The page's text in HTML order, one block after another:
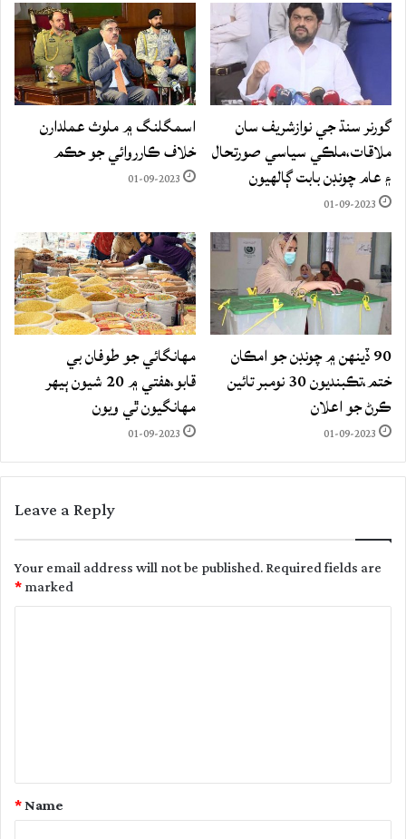
گورنر سنڌ جي نوازشريف سان
ملاقات،ملڪي سياسي صورتحال
۽ عام چونڊن بابت ڳالهيون
01-09-2023
اسمگلنگ ۾ ملوث عملدارن
خلاف ڪارروائي جو حڪم
01-09-2023
90 ڏينهن ۾ چونڊن جو امڪان
ختم،تڪبنديون 30 نومبر تائين
ڪرڻ جو اعلان
01-09-2023
مهانگائي جو طوفان بي
قابو،هفتي ۾ 20 شيون ٻيهر
مهانگيون ٿي ويون
01-09-2023
Leave a Reply
Your email address will not be published.Required fields are
marked
*
t
Name
*